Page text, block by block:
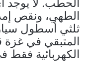
الحطب. لا يوجد
الطهي، ونقص
ثلثي أسطول
المتبقي في غزة
الكهربائية فقط